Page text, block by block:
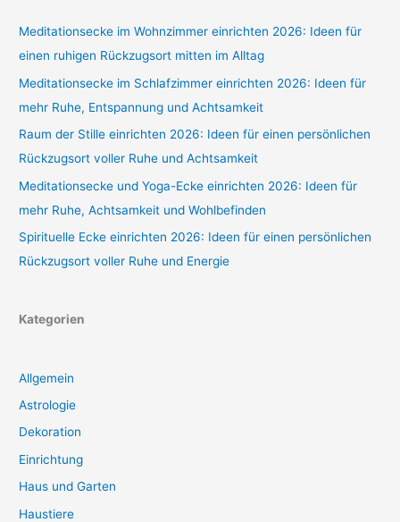
Meditationsecke im Wohnzimmer einrichten 2026: Ideen für
einen ruhigen Rückzugsort mitten im Alltag
Meditationsecke im Schlafzimmer einrichten 2026: Ideen für
mehr Ruhe, Entspannung und Achtsamkeit
Raum der Stille einrichten 2026: Ideen für einen persönlichen
Rückzugsort voller Ruhe und Achtsamkeit
Meditationsecke und Yoga-Ecke einrichten 2026: Ideen für
mehr Ruhe, Achtsamkeit und Wohlbefinden
Spirituelle Ecke einrichten 2026: Ideen für einen persönlichen
Rückzugsort voller Ruhe und Energie
Kategorien
Allgemein
Astrologie
Dekoration
Einrichtung
Haus und Garten
Haustiere